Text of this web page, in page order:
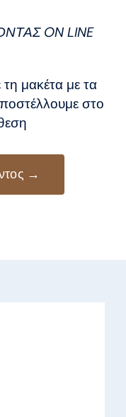
ON LINE
μακέτα με τα
στο
→